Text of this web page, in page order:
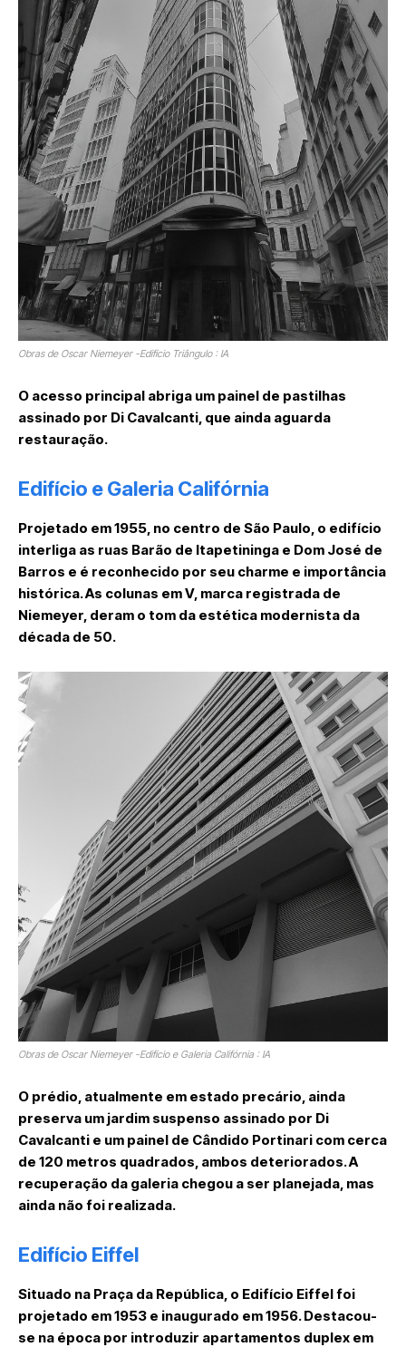
Obras de Oscar Niemeyer -Edifício Triângulo : IA
O acesso principal abriga um painel de pastilhas
assinado por Di Cavalcanti, que ainda aguarda
restauração.
Edifício e Galeria Califórnia
Projetado em 1955, no centro de São Paulo, o edifício
interliga as ruas Barão de Itapetininga e Dom José de
Barros e é reconhecido por seu charme e importância
histórica. As colunas em V, marca registrada de
Niemeyer, deram o tom da estética modernista da
década de 50.
Obras de Oscar Niemeyer -Edifício e Galeria Califórnia : IA
O prédio, atualmente em estado precário, ainda
preserva um jardim suspenso assinado por Di
Cavalcanti e um painel de Cândido Portinari com cerca
de 120 metros quadrados, ambos deteriorados. A
recuperação da galeria chegou a ser planejada, mas
ainda não foi realizada.
Edifício Eiffel
Situado na Praça da República, o Edifício Eiffel foi
projetado em 1953 e inaugurado em 1956. Destacou-
se na época por introduzir apartamentos duplex em